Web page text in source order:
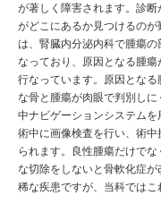
が著しく障害されます。診
がどこにあるか見つけるの
は、腎臓内分泌内科で腫瘍
なっており、原因となる腫
行なっています。原因とな
な骨と腫瘍が肉眼で判別し
中ナビゲーションシステムを
術中に画像検査を行い、術
られます。良性腫瘍だけで
な切除をしないと骨軟化症が
稀な疾患ですが、当科ではこ